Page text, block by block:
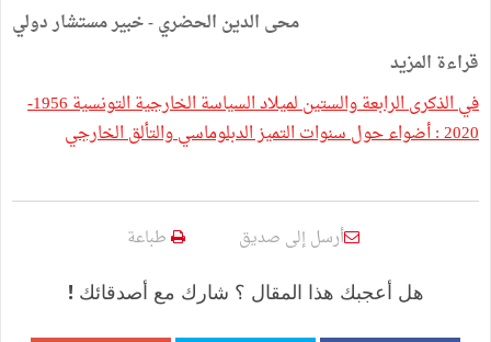
محى الدين الحضري - خبير مستشار دولي
قراءة المزيد
في الذكرى الرابعة والستين لميلاد السياسة الخارجية التونسية 1956-
2020 : أضواء حول سنوات التميز الدبلوماسي والتألق الخارجي
أرسل إلى صديق طباعة
هل أعجبك هذا المقال ؟ شارك مع أصدقائك !